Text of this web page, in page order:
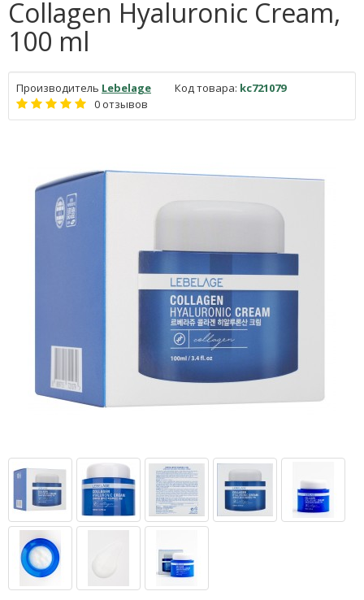
Collagen Hyaluronic Cream,
100 ml
Производитель Lebelage Код товара: kc721079
0 отзывов